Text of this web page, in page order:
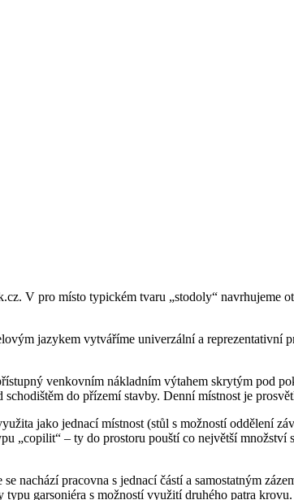
V pro místo typickém tvaru „stodoly“ navrhujeme
jazykem vytváříme univerzální a reprezentativní
venkovním nákladním výtahem skrytým pod
do přízemí stavby. Denní místnost je
jako jednací místnost (stůl s možností oddělení
„copilit“ – ty do prostoru pouští co největší
nachází pracovna s jednací částí a samostatným
garsoniéra s možností využití druhého patra krovu.